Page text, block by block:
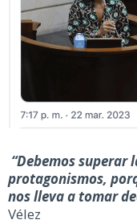
“Debemossuperar
protagonismos,
nos lleva a tomar
Vélez